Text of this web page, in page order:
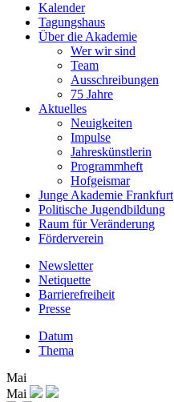
Kalender
Tagungshaus
Über die Akademie
Wer wir sind
Team
Ausschreibungen
75 Jahre
Aktuelles
Neuigkeiten
Impulse
Jahreskünstlerin
Programmheft
Hofgeismar
Junge Akademie Frankfurt
Politische Jugendbildung
Raum für Veränderung
Förderverein
Newsletter
Netiquette
Barrierefreiheit
Presse
Datum
Thema
Mai
Mai